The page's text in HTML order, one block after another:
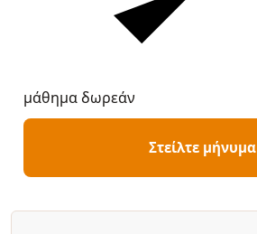
μάθημα δωρεάν
Στείλτε μήνυμα